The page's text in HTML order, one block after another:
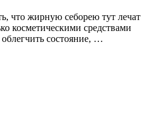
что жирную себорею тут лечат
косметическими средствами
состояние, …